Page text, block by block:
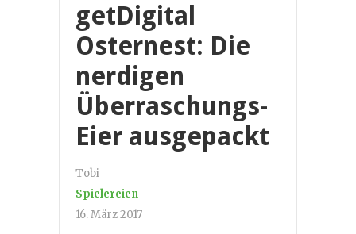
getDigital
Osternest: Die
nerdigen
Überraschungs-
Eier ausgepackt
Tobi
Spielereien
16. März 2017